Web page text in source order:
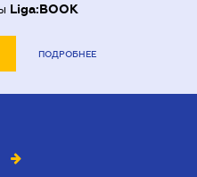
Liga:BOOK
ПОДРОБНЕЕ